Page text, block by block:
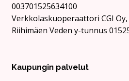
003701525634100
Verkkolaskuoperaattori CGI Oy,
Riihimäen Veden y-tunnus
Kaupungin palvelut